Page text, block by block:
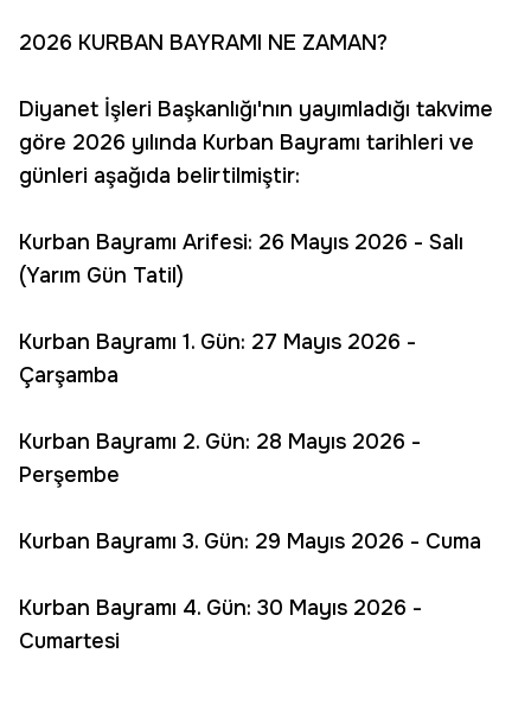
2026 KURBAN BAYRAMI NE ZAMAN?
Diyanet İşleri Başkanlığı'nın yayımladığı takvime
göre 2026 yılında Kurban Bayramı tarihleri ve
günleri aşağıda belirtilmiştir:
Kurban Bayramı Arifesi: 26 Mayıs 2026 - Salı
(Yarım Gün Tatil)
Kurban Bayramı 1. Gün: 27 Mayıs 2026 -
Çarşamba
Kurban Bayramı 2. Gün: 28 Mayıs 2026 -
Perşembe
Kurban Bayramı 3. Gün: 29 Mayıs 2026 - Cuma
Kurban Bayramı 4. Gün: 30 Mayıs 2026 -
Cumartesi